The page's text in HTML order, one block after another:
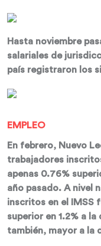
Hasta noviembre
salariales de
país registraron los
EMPLEO
En febrero, Nuevo
trabajadores
apenas 0.76%
año pasado. A nivel
inscritos en el IMSS
superior en 1.2% a
también, mayor a la